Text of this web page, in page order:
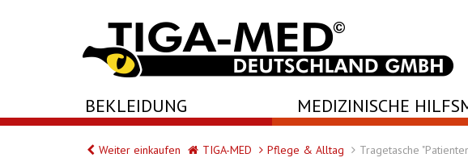
BEKLEIDUNG MEDIZINISCHE
Weiter einkaufen TIGA-MED Pflege & Alltag Tragetasche